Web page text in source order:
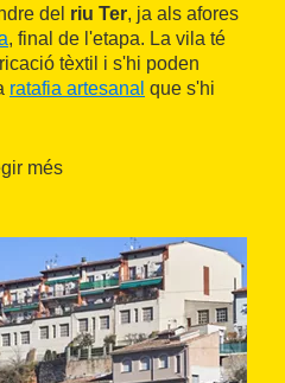
del riu Ter, ja als afores
, final de l'etapa. La vila té
tèxtil i s'hi poden
ratafia artesanal que s'hi
més